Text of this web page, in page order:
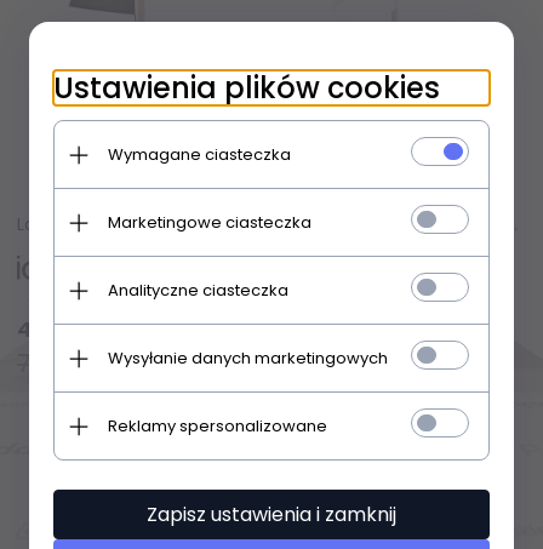
Lampka Biurkowa Drewniana Czarna AXEL TL1 272238 IDEAL LUX
Produkt dostępny!
493,25PLN
736,20 PLN
Produkt dostępny!
493,25PLN
736,20 PLN
Ustawienia plików cookies
Wymagane ciasteczka
Marketingowe ciasteczka
Analityczne ciasteczka
Wysyłanie danych marketingowych
Reklamy spersonalizowane
Zapisz ustawienia i zamknij
×